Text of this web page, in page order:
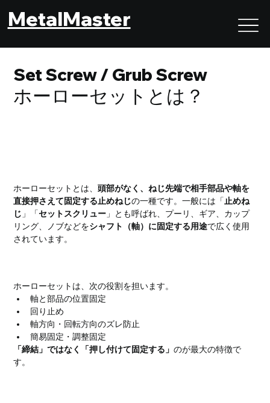
MetalMaster
Set Screw / Grub Screw
ホーローセットとは？
ホーローセットとは、頭部がなく、ねじ先端で相手部品や軸を
直接押さえて固定する止めねじの一種です。一般には「 止めね
じ 」「セットスクリュー 」とも呼ばれ、プーリ、ギア、カップ
リング、ノブなどをシャフト（軸）に固定する用途で広く使用
されています。
ホーローセットは、次の役割を担います。
軸と部品の位置固定
回り止め
軸方向・回転方向のズレ防止
簡易固定・調整固定
「締結」ではなく「押し付けて固定する」のが最大の特徴で
す。